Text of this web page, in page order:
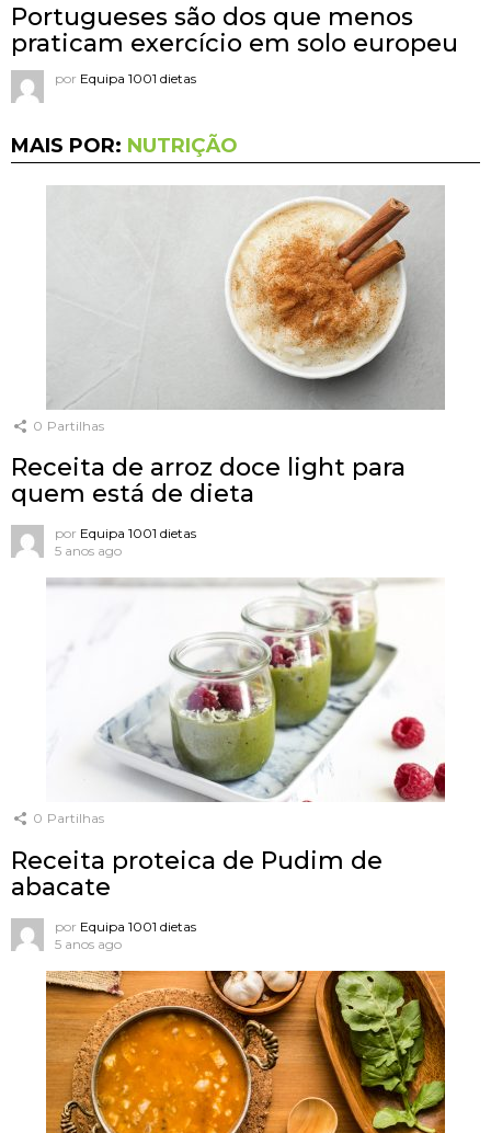
Portugueses são dos que menos
praticam exercício em solo europeu
por Equipa 1001 dietas
MAIS POR: NUTRIÇÃO
0 Partilhas
Receita de arroz doce light para
quem está de dieta
por Equipa 1001 dietas
5 anos ago
0 Partilhas
Receita proteica de Pudim de
abacate
por Equipa 1001 dietas
5 anos ago